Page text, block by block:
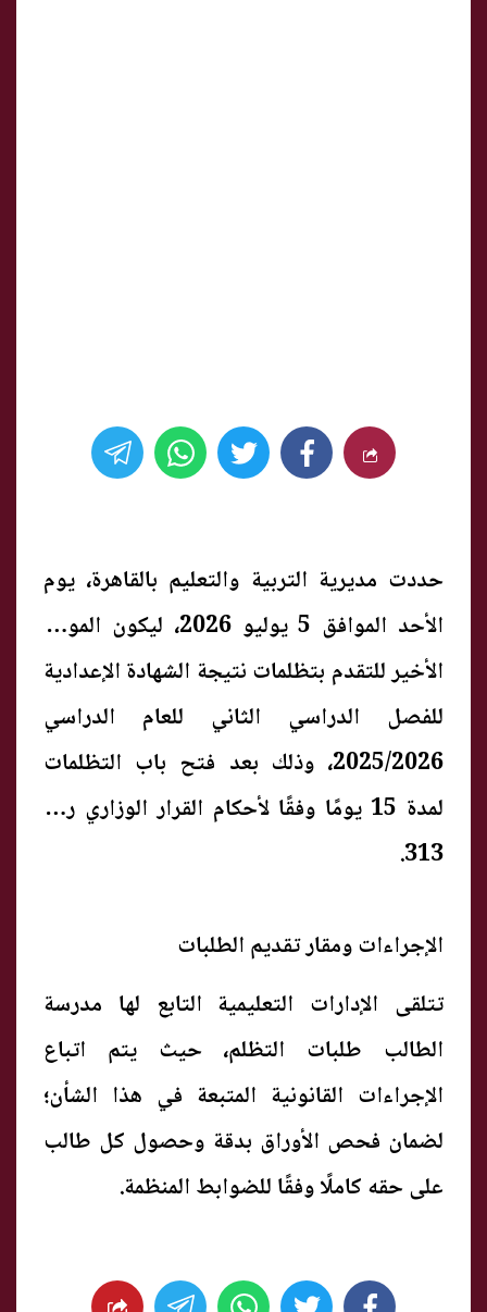
حددت مديرية التربية والتعليم بالقاهرة، يوم
الأحد الموافق 5 يوليو 2026، ليكون الموعد
الأخير للتقدم بتظلمات نتيجة الشهادة الإعدادية
للفصل الدراسي الثاني للعام الدراسي
2025/2026، وذلك بعد فتح باب التظلمات
لمدة 15 يومًا وفقًا لأحكام القرار الوزاري رقم
313.
​الإجراءات ومقار تقديم الطلبات
​تتلقى الإدارات التعليمية التابع لها مدرسة
الطالب طلبات التظلم، حيث يتم اتباع
الإجراءات القانونية المتبعة في هذا الشأن؛
لضمان فحص الأوراق بدقة وحصول كل طالب
على حقه كاملًا وفقًا للضوابط المنظمة.